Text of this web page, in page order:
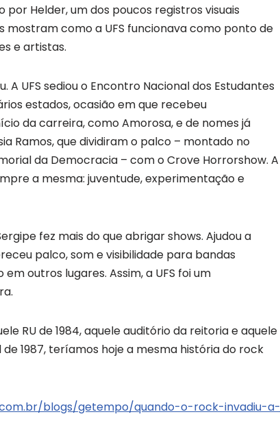
Helder, um dos poucos registros visuais
mostram como a UFS funcionava como ponto de
e artistas.
A UFS sediou o Encontro Nacional dos Estudantes
estados, ocasião em que recebeu
da carreira, como Amorosa, e de nomes já
Ramos, que dividiram o palco – montado no
da Democracia – com o Crove Horrorshow. A
a mesma: juventude, experimentação e
fez mais do que abrigar shows. Ajudou a
palco, som e visibilidade para bandas
outros lugares. Assim, a UFS foi um
RU de 1984, aquele auditório da reitoria e aquele
1987, teríamos hoje a mesma história do rock
blogs/getempo/quando-o-rock-invadiu-a-